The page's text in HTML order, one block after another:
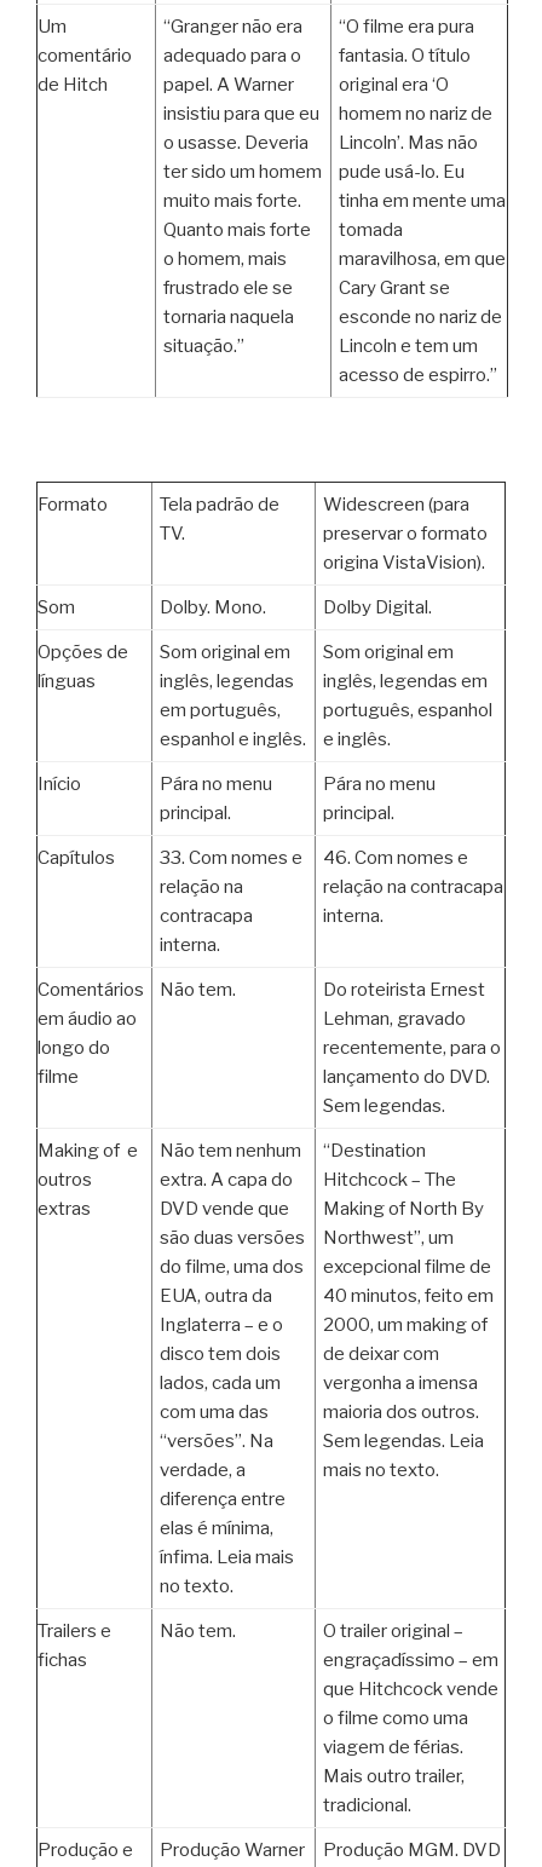
Um
comentário
de Hitch
“Granger não era
adequado para o
papel. A Warner
insistiu para que eu
o usasse. Deveria
ter sido um homem
muito mais forte.
Quanto mais forte
o homem, mais
frustrado ele se
tornaria naquela
situação.”
“O filme era pura
fantasia. O título
original era ‘O
homem no nariz de
Lincoln’. Mas não
pude usá-lo. Eu
tinha em mente uma
tomada
maravilhosa, em que
Cary Grant se
esconde no nariz de
Lincoln e tem um
acesso de espirro.”
Formato
Tela padrão de
TV.
Widescreen (para
preservar o formato
origina VistaVision).
Som Dolby. Mono. Dolby Digital.
Opções de
línguas
Som original em
inglês, legendas
em português,
espanhol e inglês.
Som original em
inglês, legendas em
português, espanhol
e inglês.
Início
Pára no menu
principal.
Pára no menu
principal.
Capítulos
33. Com nomes e
relação na
contracapa
interna.
46. Com nomes e
relação na contracapa
interna.
Comentários
em áudio ao
longo do
filme
Não tem.
Do roteirista Ernest
Lehman, gravado
recentemente, para o
lançamento do DVD.
Sem legendas.
Making of e
outros
extras
Não tem nenhum
extra. A capa do
DVD vende que
são duas versões
do filme, uma dos
EUA, outra da
Inglaterra – e o
disco tem dois
lados, cada um
com uma das
“versões”. Na
verdade, a
diferença entre
elas é mínima,
ínfima. Leia mais
no texto.
“Destination
Hitchcock – The
Making of North By
Northwest”, um
excepcional filme de
40 minutos, feito em
2000, um making of
de deixar com
vergonha a imensa
maioria dos outros.
Sem legendas. Leia
mais no texto.
Trailers e
fichas
Não tem.
O trailer original –
engraçadíssimo – em
que Hitchcock vende
o filme como uma
viagem de férias.
Mais outro trailer,
tradicional.
Produção e Produção Warner Produção MGM. DVD